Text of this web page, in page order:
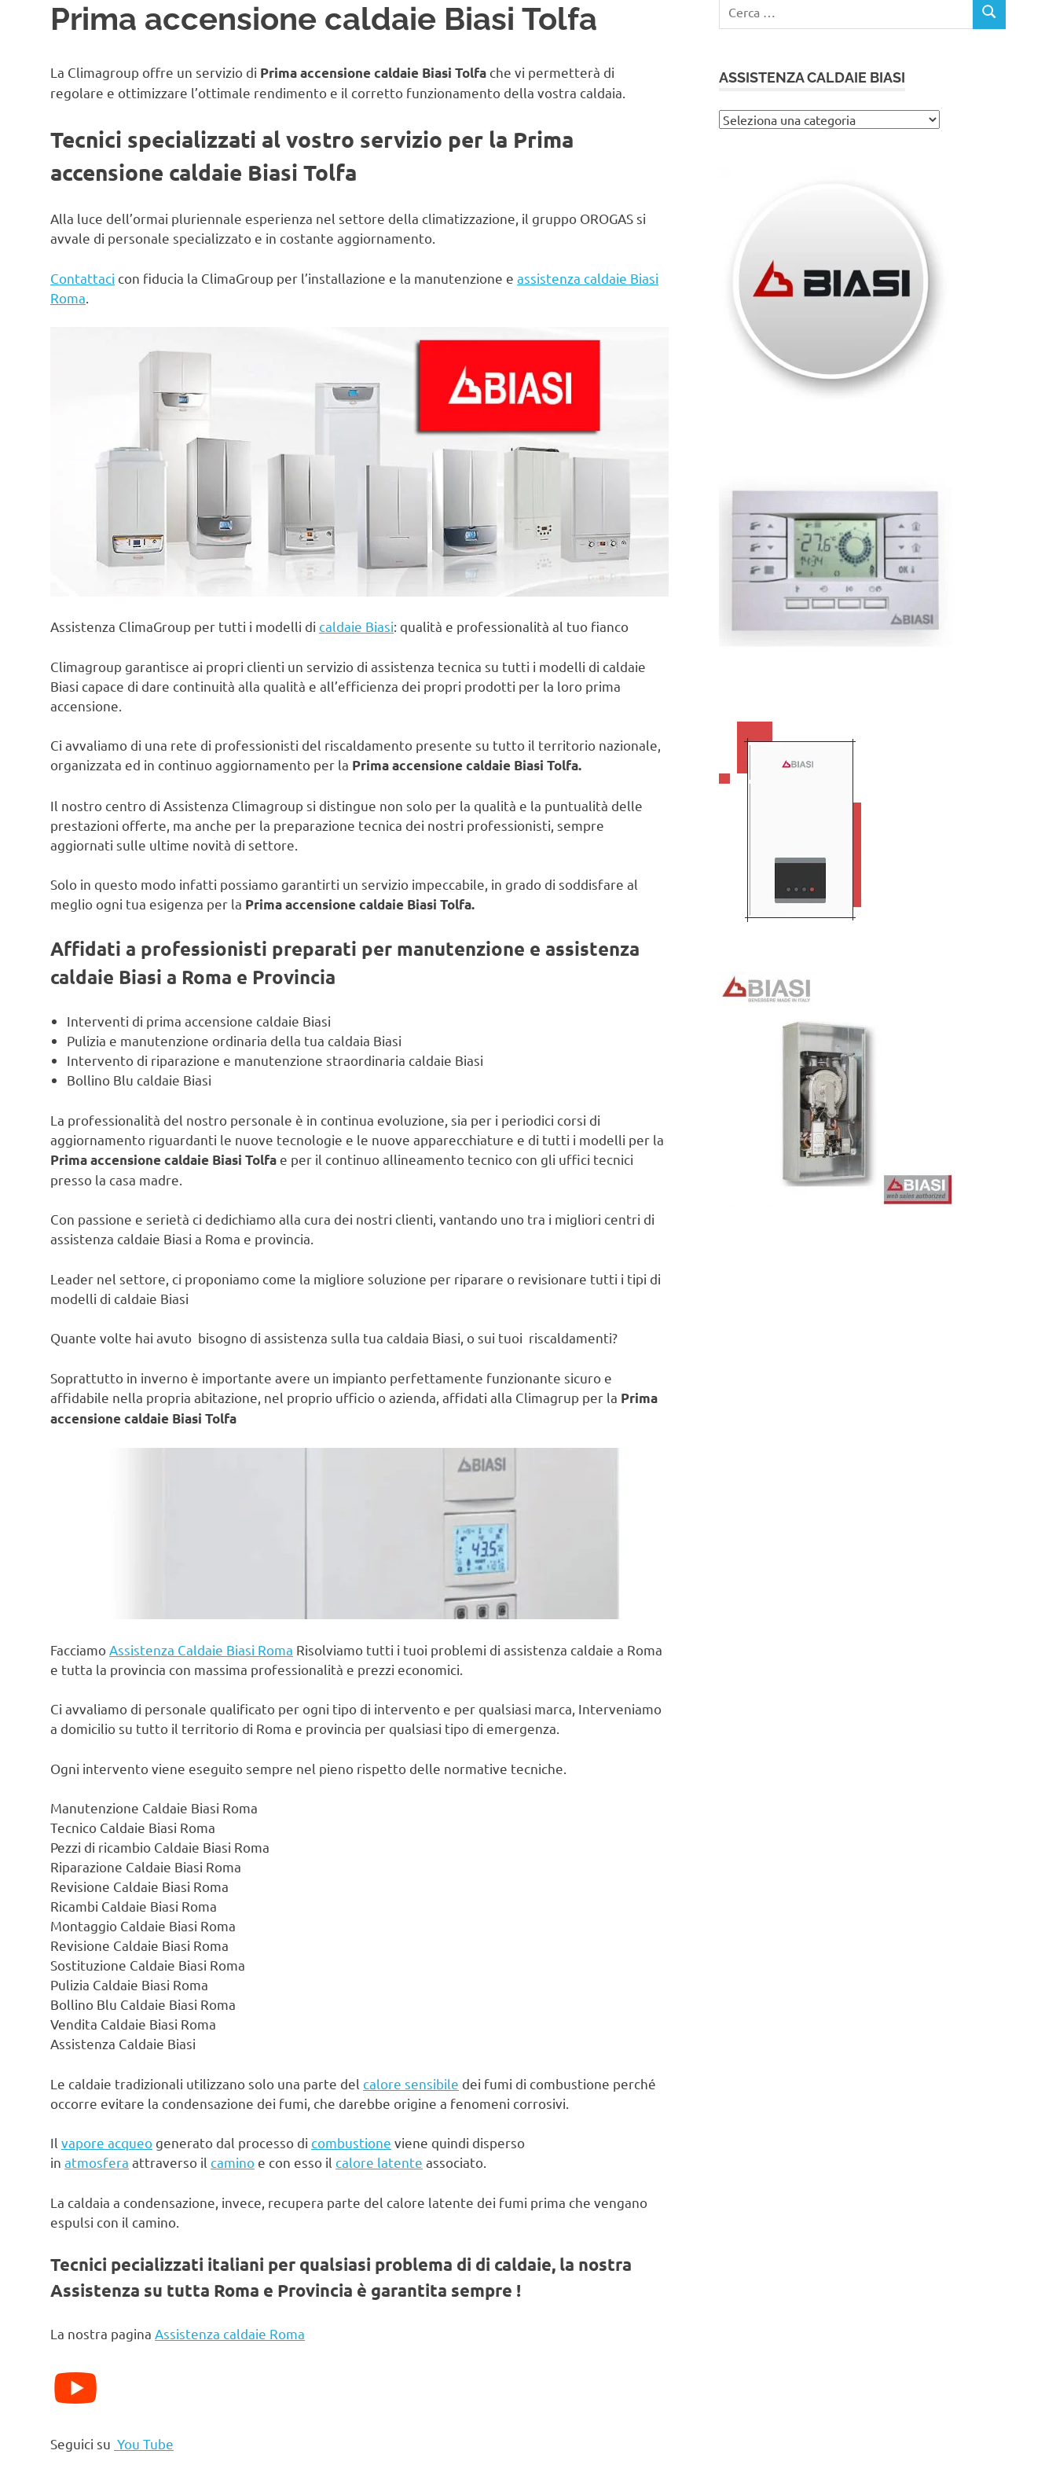
Prima accensione caldaie Biasi Tolfa
La Climagroup offre un servizio di Prima accensione caldaie Biasi Tolfa che vi permetterà di
regolare e ottimizzare l’ottimale rendimento e il corretto funzionamento della vostra caldaia.
Tecnici specializzati al vostro servizio per la Prima
accensione caldaie Biasi Tolfa
Alla luce dell’ormai pluriennale esperienza nel settore della climatizzazione, il gruppo OROGAS si
avvale di personale specializzato e in costante aggiornamento.
Contattaci con fiducia la ClimaGroup per l’installazione e la manutenzione e assistenza caldaie Biasi
Roma
Assistenza ClimaGroup per tutti i modelli di caldaie Biasi: qualità e professionalità al tuo fianco
Climagroup garantisce ai propri clienti un servizio di assistenza tecnica su tutti i modelli di caldaie
Biasi capace di dare continuità alla qualità e all’efficienza dei propri prodotti per la loro prima
accensione.
Ci avvaliamo di una rete di professionisti del riscaldamento presente su tutto il territorio nazionale,
organizzata ed in continuo aggiornamento per la Prima accensione caldaie Biasi Tolfa.
Il nostro centro di Assistenza Climagroup si distingue non solo per la qualità e la puntualità delle
prestazioni offerte, ma anche per la preparazione tecnica dei nostri professionisti, sempre
aggiornati sulle ultime novità di settore.
Solo in questo modo infatti possiamo garantirti un servizio impeccabile, in grado di soddisfare al
meglio ogni tua esigenza per la Prima accensione caldaie Biasi Tolfa.
Affidati a professionisti preparati per manutenzione e assistenza
caldaie Biasi a Roma e Provincia
Interventi di prima accensione caldaie Biasi
Pulizia e manutenzione ordinaria della tua caldaia Biasi
Intervento di riparazione e manutenzione straordinaria caldaie Biasi
Bollino Blu caldaie Biasi
La professionalità del nostro personale è in continua evoluzione, sia per i periodici corsi di
aggiornamento riguardanti le nuove tecnologie e le nuove apparecchiature e di tutti i modelli per la
Prima accensione caldaie Biasi Tolfa e per il continuo allineamento tecnico con gli uffici tecnici
presso la casa madre.
Con passione e serietà ci dedichiamo alla cura dei nostri clienti, vantando uno tra i migliori centri di
assistenza caldaie Biasi a Roma e provincia.
Leader nel settore, ci proponiamo come la migliore soluzione per riparare o revisionare tutti i tipi di
modelli di caldaie Biasi
Quante volte hai avuto bisogno di assistenza sulla tua caldaia Biasi, o sui tuoi riscaldamenti?
Soprattutto in inverno è importante avere un impianto perfettamente funzionante sicuro e
affidabile nella propria abitazione, nel proprio ufficio o azienda, affidati alla Climagrup per la Prima
accensione caldaie Biasi Tolfa
Facciamo Assistenza Caldaie Biasi Roma Risolviamo tutti i tuoi problemi di assistenza caldaie a Roma
e tutta la provincia con massima professionalità e prezzi economici.
Ci avvaliamo di personale qualificato per ogni tipo di intervento e per qualsiasi marca, Interveniamo
a domicilio su tutto il territorio di Roma e provincia per qualsiasi tipo di emergenza.
Ogni intervento viene eseguito sempre nel pieno rispetto delle normative tecniche.
Manutenzione Caldaie Biasi Roma
Tecnico Caldaie Biasi Roma
Pezzi di ricambio Caldaie Biasi Roma
Riparazione Caldaie Biasi Roma
Revisione Caldaie Biasi Roma
Ricambi Caldaie Biasi Roma
Montaggio Caldaie Biasi Roma
Revisione Caldaie Biasi Roma
Sostituzione Caldaie Biasi Roma
Pulizia Caldaie Biasi Roma
Bollino Blu Caldaie Biasi Roma
Vendita Caldaie Biasi Roma
Assistenza Caldaie Biasi
Le caldaie tradizionali utilizzano solo una parte del calore sensibile dei fumi di combustione perché
occorre evitare la condensazione dei fumi, che darebbe origine a fenomeni corrosivi.
Il vapore acqueo generato dal processo di combustione viene quindi disperso
in atmosfera attraverso il camino e con esso il calore latente associato.
La caldaia a condensazione, invece, recupera parte del calore latente dei fumi prima che vengano
espulsi con il camino.
Tecnici pecializzati italiani per qualsiasi problema di di caldaie, la nostra
Assistenza su tutta Roma e Provincia è garantita sempre !
La nostra pagina Assistenza caldaie Roma
Seguici su You Tube
per:
CERCA
ASSISTENZA CALDAIE BIASI
Assistenza